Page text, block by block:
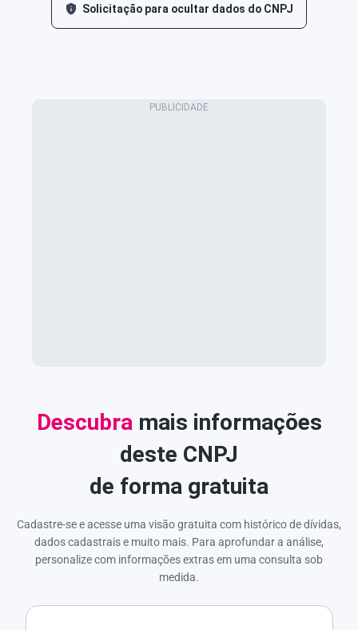
Solicitação para ocultar dados do CNPJ
Descubra mais informações
deste CNPJ
de forma gratuita
Cadastre-se e acesse uma visão gratuita com histórico de dívidas,
dados cadastrais e muito mais. Para aprofundar a análise,
personalize com informações extras em uma consulta sob
medida.